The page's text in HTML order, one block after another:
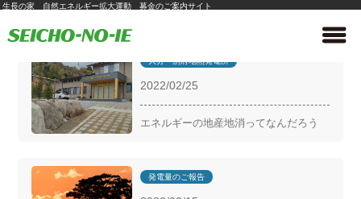
生長の家 自然エネルギー拡大運動 募金のご案内サイト
2022/02/25
大分・別府地熱発電所
エネルギーの地産地消ってなんだろう
発電量のご報告